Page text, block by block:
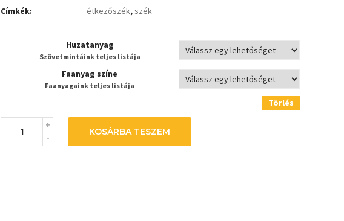
Címkék:
étkezőszék,szék
Huzatanyag
Szövetmintáink teljes listája
Faanyag színe
Faanyagaink teljes listája
Törlés
KOSÁRBA TESZEM